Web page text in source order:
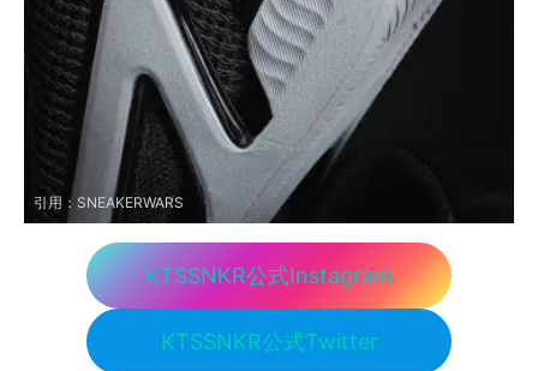
引用： SNEAKERWARS
KTSSNKR公式Instagram
KTSSNKR公式Twitter